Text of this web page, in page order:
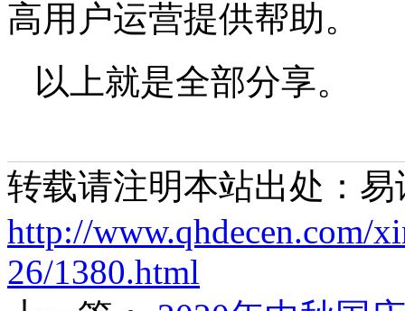
高用户运营提供帮助。
以上就是全部分享。
转载请注明本站出处：易
http://www.qhdecen.com/
26/1380.html